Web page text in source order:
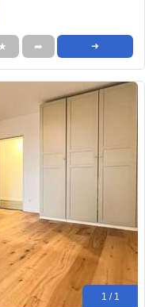
➦ ➜
1 / 1